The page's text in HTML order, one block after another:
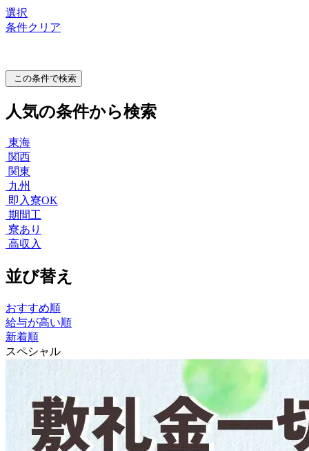
選択
条件クリア
この条件で検索
人気の条件から検索
東海
関西
関東
九州
即入寮OK
期間工
寮あり
高収入
並び替え
おすすめ順
給与が高い順
新着順
スペシャル